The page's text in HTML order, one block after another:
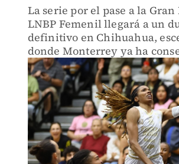
La serie por el pase a la
LNBP Femenil llegará a un
definitivo en Chihuahua,
donde Monterrey ya ha
victorias históricas ante